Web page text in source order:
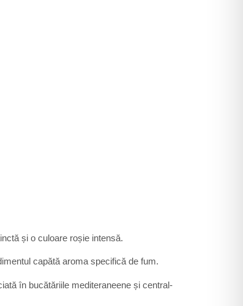
și o culoare roșie intensă.
capătă aroma specifică de fum.
în bucătăriile mediteraneene și central-